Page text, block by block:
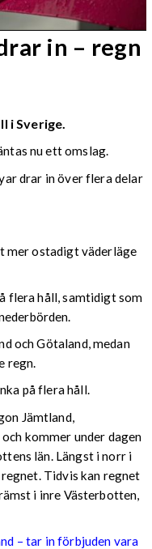
in – regn
i Sverige.
nu ett omslag.
drar in över flera delar
mer ostadigt väderläge
flera håll, samtidigt som
och Götaland, medan
regn.
på flera håll.
Jämtland,
kommer under dagen
län. Längst i norr i
Tidvis kan regnet
i inre Västerbotten,
– tar in förbjuden vara